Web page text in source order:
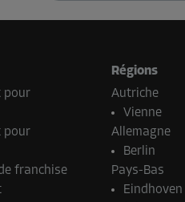
pour
pour
franchise
Régions
Autriche
Vienne
Allemagne
Berlin
Pays-Bas
Eindhoven